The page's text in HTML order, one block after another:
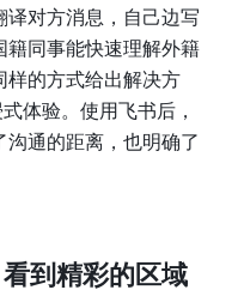
对方消息，自己边写
籍同事能快速理解外籍
样的方式给出解决方
体验。使用飞书后，
通的距离，也明确了
到精彩的区域